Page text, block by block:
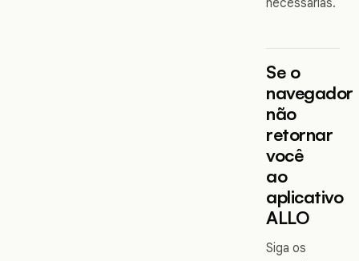
Se o
navegador
não
retornar
você
ao
aplicativo
ALLO
Siga os